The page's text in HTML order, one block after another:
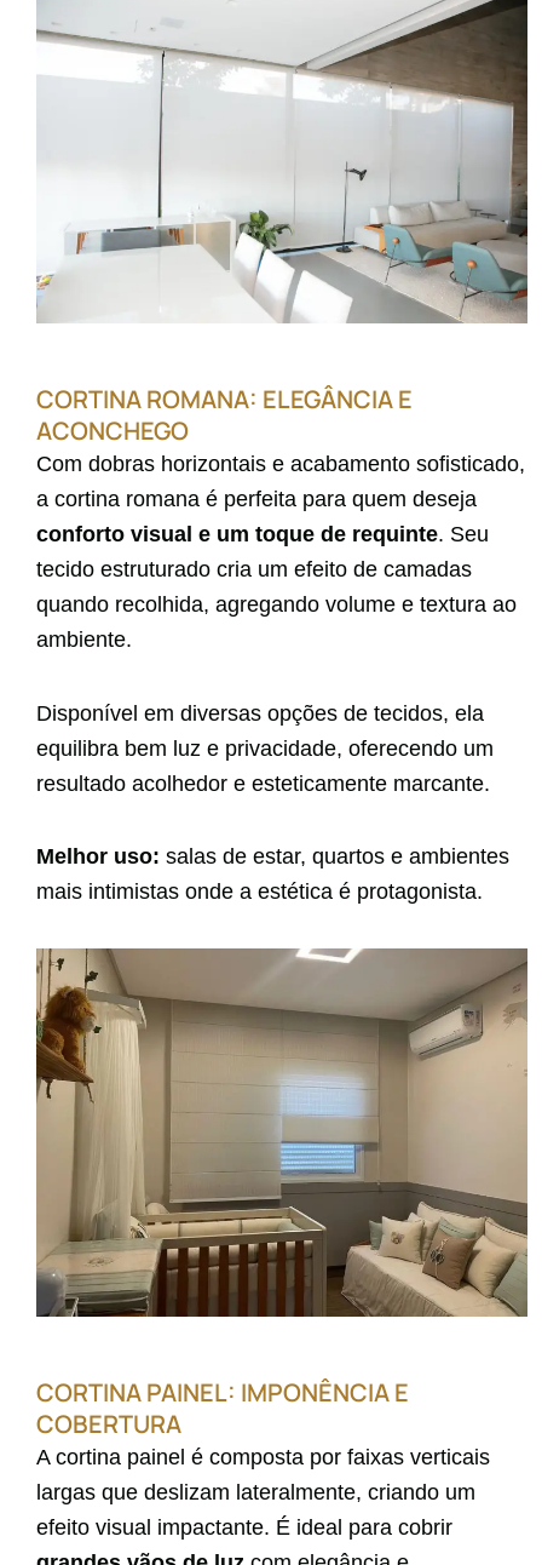
CORTINA ROMANA: ELEGÂNCIA E
ACONCHEGO
Com dobras horizontais e acabamento sofisticado,
a cortina romana é perfeita para quem deseja
conforto visual e um toque de requinte. Seu
tecido estruturado cria um efeito de camadas
quando recolhida, agregando volume e textura ao
ambiente.
Disponível em diversas opções de tecidos, ela
equilibra bem luz e privacidade, oferecendo um
resultado acolhedor e esteticamente marcante.
Melhor uso: salas de estar, quartos e ambientes
mais intimistas onde a estética é protagonista.
CORTINA PAINEL: IMPONÊNCIA E
COBERTURA
A cortina painel é composta por faixas verticais
largas que deslizam lateralmente, criando um
efeito visual impactante. É ideal para cobrir